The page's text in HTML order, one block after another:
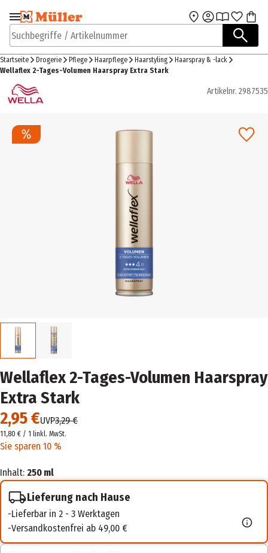
Zur Navigation
springen
Zum Hauptinhalt
Suchbegriffe / Artikelnummer
Startseite Drogerie Pflege Haarpflege Haarstyling
Haarspray & -lack
Wellaflex 2-Tages-Volumen Haarspray Extra Stark
Artikelnr. 2987535
Wellaflex 2-Tages-Volumen Haarspray
Extra Stark
2,95 €UVP3,29 €
11,80 € / 1 linkl. MwSt.
Sie sparen 10 %
Inhalt: 250 ml
Lieferung nach Hause
Lieferbar in 2 - 3 Werktagen
Versandkostenfrei ab 49,00 €